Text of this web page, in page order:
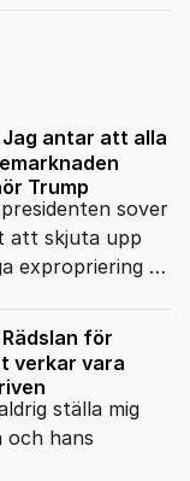
Jag antar att alla
Trump
sover
att skjuta upp
expropriering av
Rädslan för
verkar vara
ställa mig
och hans